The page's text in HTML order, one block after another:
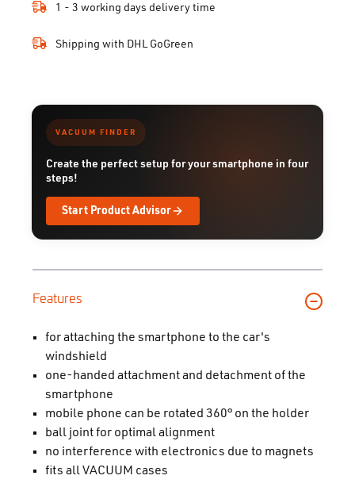
1 - 3 working days delivery time
Shipping with DHL GoGreen
VACUUM FINDER
Create the perfect setup for your smartphone in four
steps!
Start Product Advisor
Features
for attaching the smartphone to the car's
windshield
one-handed attachment and detachment of the
smartphone
mobile phone can be rotated 360° on the holder
ball joint for optimal alignment
no interference with electronics due to magnets
fits all VACUUM cases